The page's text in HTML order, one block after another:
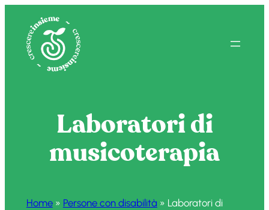
contenuto
Laboratori di
musicoterapia
Home» Persone con disabilità » Laboratori di